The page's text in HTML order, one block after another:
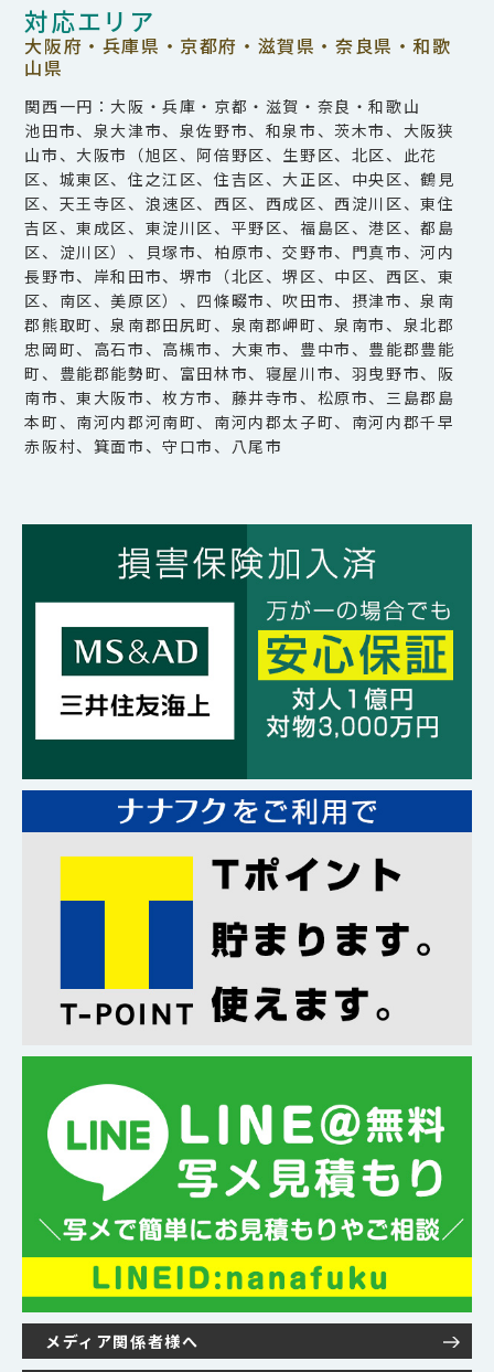
対応エリア
大阪府・兵庫県・京都府・滋賀県・奈良県・和歌
山県
関西一円：大阪・兵庫・京都・滋賀・奈良・和歌山
池田市、泉大津市、泉佐野市、和泉市、茨木市、大阪狭
山市、大阪市（旭区、阿倍野区、生野区、北区、此花
区、城東区、住之江区、住吉区、大正区、中央区、鶴見
区、天王寺区、浪速区、西区、西成区、西淀川区、東住
吉区、東成区、東淀川区、平野区、福島区、港区、都島
区、淀川区）、貝塚市、柏原市、交野市、門真市、河内
長野市、岸和田市、堺市（北区、堺区、中区、西区、東
区、南区、美原区）、四條畷市、吹田市、摂津市、泉南
郡熊取町、泉南郡田尻町、泉南郡岬町、泉南市、泉北郡
忠岡町、高石市、高槻市、大東市、豊中市、豊能郡豊能
町、豊能郡能勢町、富田林市、寝屋川市、羽曳野市、阪
南市、東大阪市、枚方市、藤井寺市、松原市、三島郡島
本町、南河内郡河南町、南河内郡太子町、南河内郡千早
赤阪村、箕面市、守口市、八尾市
メディア関係者様へ